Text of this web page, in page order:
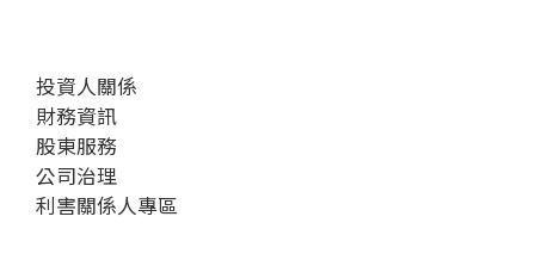
投資人關係
財務資訊
股東服務
公司治理
利害關係人專區